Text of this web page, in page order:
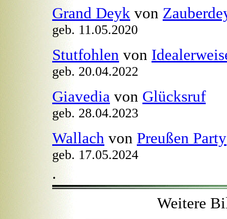
Grand Deyk von
geb. 11.05.2020
Stutfohlen von
geb. 20.04.2022
Giavedia von Glücksruf
geb. 28.04.2023
Wallach von Preußen Party
geb. 17.05.2024
.
Weitere